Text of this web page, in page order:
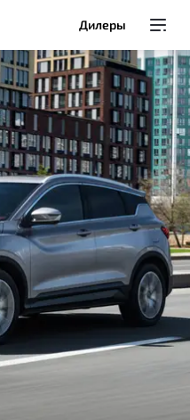
Дилеры